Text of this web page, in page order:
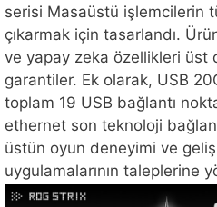
serisi Masaüstü işlemcilerin
çıkarmak için tasarlandı.
ve yapay zeka özellikleri üst
garantiler. Ek olarak, USB
toplam 19 USB bağlantı
ethernet son teknoloji
üstün oyun deneyimi ve
uygulamalarının taleplerine